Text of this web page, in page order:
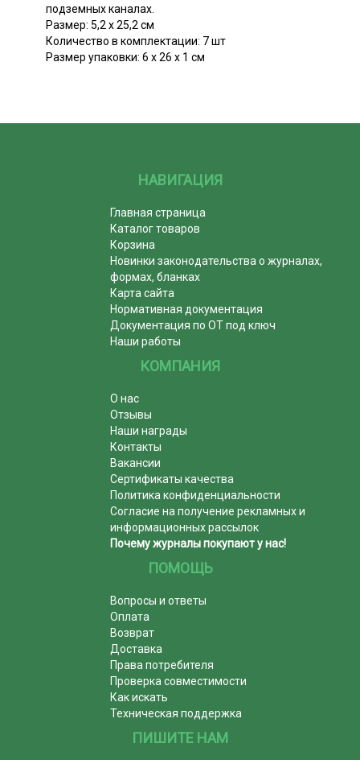
подземных каналах.
Размер: 5,2 х 25,2 см
Количество в комплектации: 7 шт
Размер упаковки: 6 х 26 х 1 см
НАВИГАЦИЯ
Главная страница
Каталог товаров
Корзина
Новинки законодательства о журналах,
формах, бланках
Карта сайта
Нормативная документация
Документация по ОТ под ключ
Наши работы
КОМПАНИЯ
О нас
Отзывы
Наши награды
Контакты
Вакансии
Сертификаты качества
Политика конфиденциальности
Согласие на получение рекламных и
информационных рассылок
Почему журналы покупают у нас!
ПОМОЩЬ
Вопросы и ответы
Оплата
Возврат
Доставка
Права потребителя
Проверка совместимости
Как искать
Техническая поддержка
ПИШИТЕ НАМ